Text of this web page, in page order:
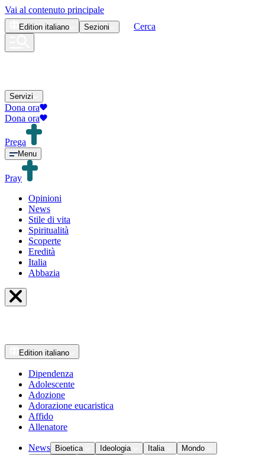
Vai al contenuto principale
Edition italiano Sezioni Cerca
Servizi
Dona ora
Dona ora
Prega
Menu
Pray
Opinioni
News
Stile di vita
Spiritualità
Scoperte
Eredità
Italia
Abbazia
Edition italiano
Dipendenza
Adolescente
Adozione
Adorazione eucaristica
Affido
Allenatore
News Bioetica Ideologia Italia
Mondo